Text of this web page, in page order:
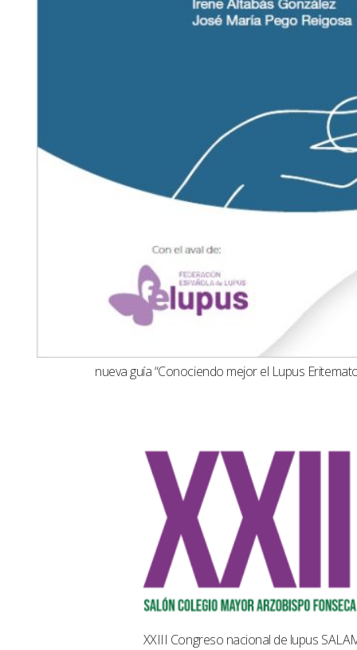
nueva guía “Conociendo mejor el Lupus
XXIII Congreso nacional de lupus